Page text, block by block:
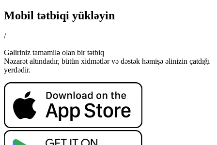
Mobil tətbiqi yükləyin
/
Gəliriniz tamamilə olan bir tətbiq
Nəzarət altındadır, bütün xidmətlər və dəstək həmişə əlinizin çatdığı
yerdədir.